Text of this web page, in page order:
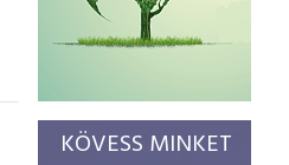
KÖVESS MINKET